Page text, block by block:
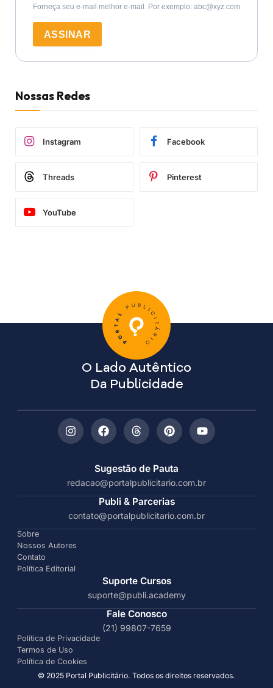
Forneça seu e-mail melhor e-mail. Por exemplo: abc@xyz.com
ASSINAR
Nossas Redes
Instagram Facebook
Threads Pinterest
YouTube
Sugestão de Pauta
redacao@portalpublicitario.com.br
Publi & Parcerias
contato@portalpublicitario.com.br
Sobre
Nossos Autores
Contato
Política Editorial
O Lado Autêntico
Da Publicidade
Suporte Cursos
suporte@publi.academy
Fale Conosco
(21) 99807-7659
Política de Privacidade
Termos de Uso
Política de Cookies
© 2025 Portal Publicitário. Todos os direitos reservados.